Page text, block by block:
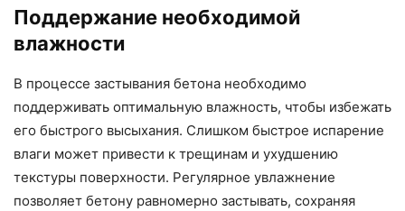
Поддержание необходимой
влажности
В процессе застывания бетона необходимо
поддерживать оптимальную влажность, чтобы избежать
его быстрого высыхания. Слишком быстрое испарение
влаги может привести к трещинам и ухудшению
текстуры поверхности. Регулярное увлажнение
позволяет бетону равномерно застывать, сохраняя